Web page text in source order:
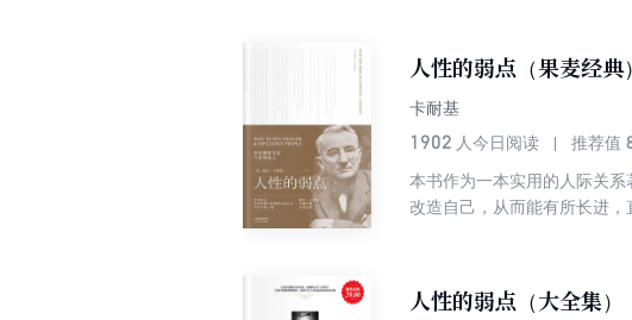
人性的弱点（果麦经典
卡耐基
1902 人今日阅读 推荐值
本书作为一本实用的人际关
改造自己，从而能有所长进
人性的弱点（大全集）